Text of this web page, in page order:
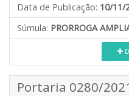
Data de Publicação: 10/11/
Súmula: PRORROGA
Portaria 0280/